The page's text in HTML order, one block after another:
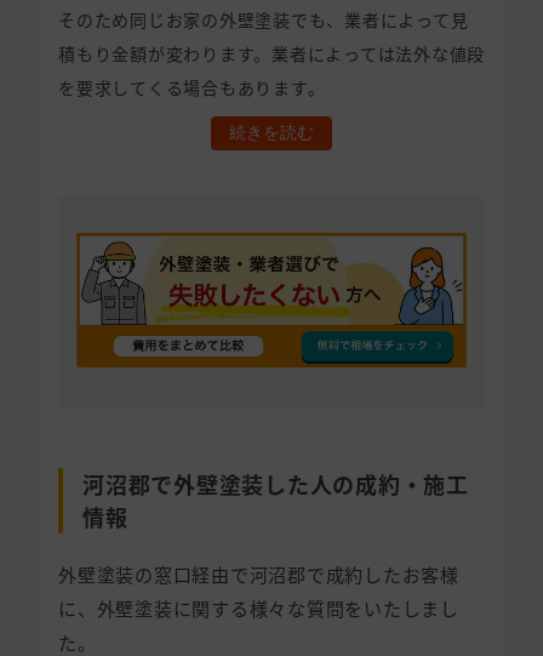
そのため同じお家の外壁塗装でも、業者によって見
積もり金額が変わります。業者によっては法外な値段
を要求してくる場合もあります。
続きを読む
河沼郡で外壁塗装した人の成約・施工
情報
外壁塗装の窓口経由で河沼郡で成約したお客様
に、外壁塗装に関する様々な質問をいたしまし
た。